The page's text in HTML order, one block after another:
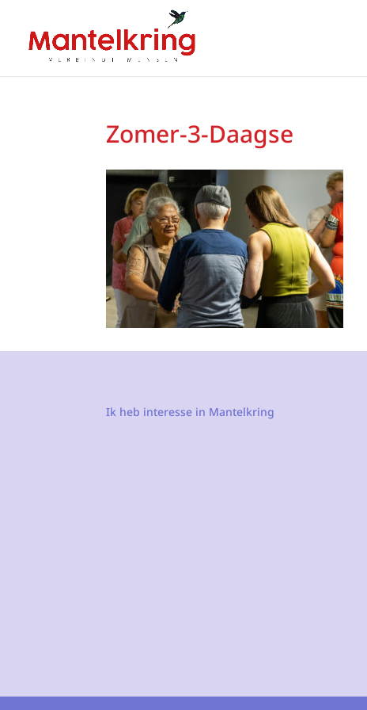
Zomer-3-Daagse
Ik heb interesse in Mantelkring